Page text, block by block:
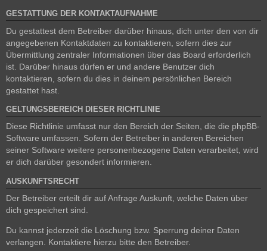
GESTATTUNG DER KONTAKTAUFNAHME
Du gestattest dem Betreiber darüber hinaus, dich unter den von dir
angegebenen Kontaktdaten zu kontaktieren, sofern dies zur
Übermittlung zentraler Informationen über das Board erforderlich
ist. Darüber hinaus dürfen er und andere Benutzer dich
kontaktieren, sofern du dies in deinem persönlichen Bereich
gestattet hast.
GELTUNGSBEREICH DIESER RICHTLINIE
Diese Richtlinie umfasst nur den Bereich der Seiten, die die phpBB-
Software umfassen. Sofern der Betreiber in anderen Bereichen
seiner Software weitere personenbezogene Daten verarbeitet, wird
er dich darüber gesondert informieren.
AUSKUNFTSRECHT
Der Betreiber erteilt dir auf Anfrage Auskunft, welche Daten über
dich gespeichert sind.
Du kannst jederzeit die Löschung bzw. Sperrung deiner Daten
verlangen. Kontaktiere hierzu bitte den Betreiber.